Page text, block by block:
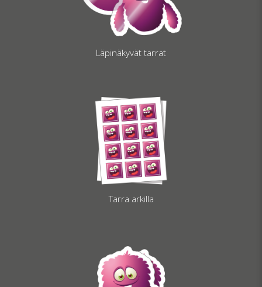
Läpinäkyvät tarrat
Tarra arkilla